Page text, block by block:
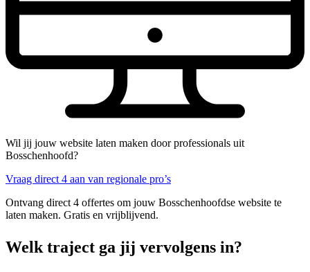
Wil jij jouw website laten maken door professionals uit
Bosschenhoofd?
Vraag direct 4 aan van regionale pro’s
Ontvang direct 4 offertes om jouw Bosschenhoofdse website te
laten maken. Gratis en vrijblijvend.
Welk traject ga jij vervolgens in?